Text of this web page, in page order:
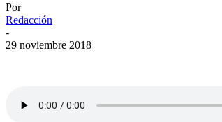
Por
Redacción
-
29 noviembre 2018